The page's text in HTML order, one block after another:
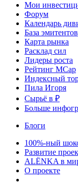
Мои
Форум
Календарь
База эмитентов
Карта рынка
Расклад сил
Лидеры роста
Рейтинг MCap
Индексный
Пила Игоря
Сырьё в ₽
Больше
Блоги
100%-ный
Развитие
ALЁNKA в
О проекте